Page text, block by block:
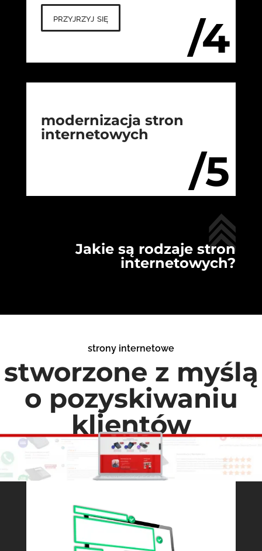
/4
przyjrzyj się
/5
modernizacja stron
internetowych
Jakie są rodzaje stron
internetowych?
strony internetowe
stworzone z myślą
o pozyskiwaniu
klientów